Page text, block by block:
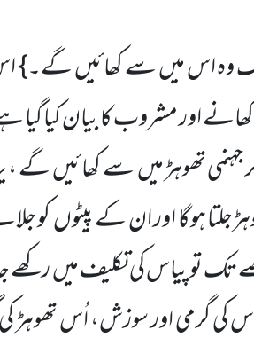
وہ اس میں سے کھائیں گے۔}
اور مشروب کا بیان کیا
جہنمی تھوہڑ میں سے کھائیں
ہوگا اور ان کے پیٹوں کو
تک تو پیاس کی تکلیف میں
اس کی گرمی اور سوزش، اُس